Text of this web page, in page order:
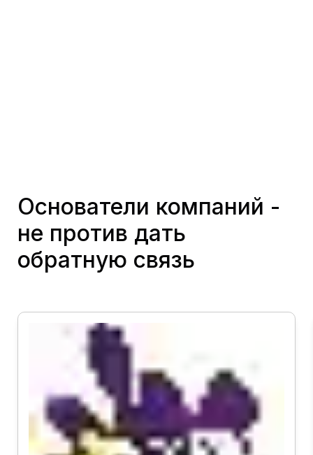
Основатели компаний -
не против дать
обратную связь